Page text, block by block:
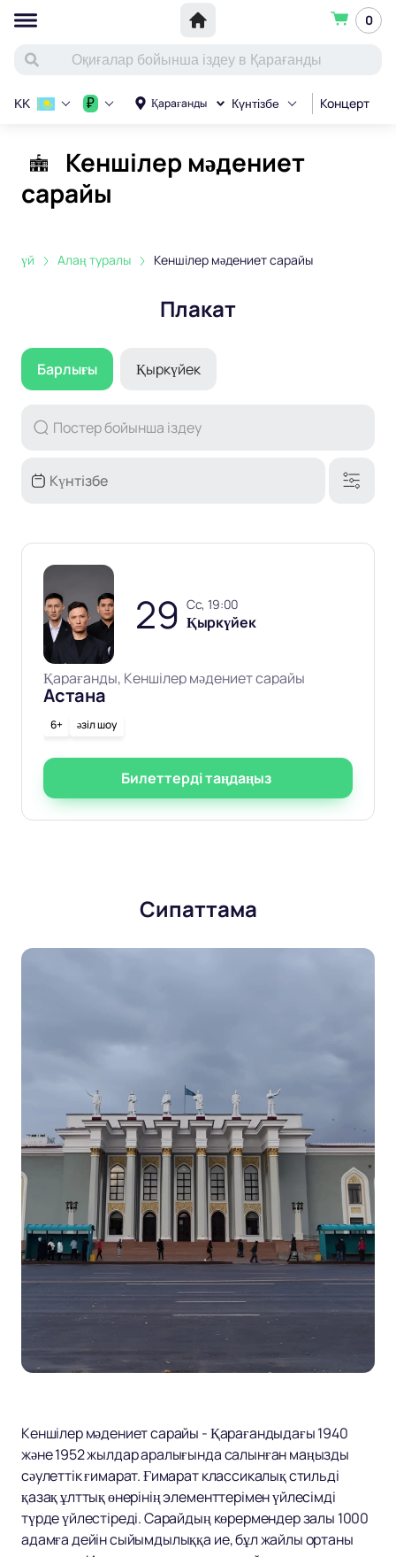
0
Қарағанды Күнтізбе Концерт
KK ₽
Кеншілер мәдениет
сарайы
үй Алаң туралы Кеншілер мәдениет сарайы
Плакат
Барлығы Қыркүйек
29 сс, 19:00
Қыркүйек
Қарағанды, Кеншілер мәдениет сарайы
Астана
6+ әзіл шоу
Билеттерді таңдаңыз
Сипаттама
Кеншілер мәдениет сарайы - Қарағандыдағы 1940
және 1952 жылдар аралығында салынған маңызды
сәулеттік ғимарат. Ғимарат классикалық стильді
қазақ ұлттық өнерінің элементтерімен үйлесімді
түрде үйлестіреді. Сарайдың көрермендер залы 1000
адамға дейін сыйымдылыққа ие, бұл жайлы ортаны